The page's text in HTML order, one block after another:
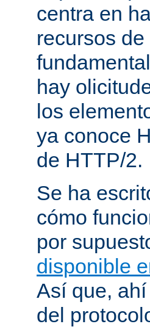
centra en
recursos
hay
los
ya conoce
de HTTP/2.
Se ha
cómo
por
disponible
Así que,
del